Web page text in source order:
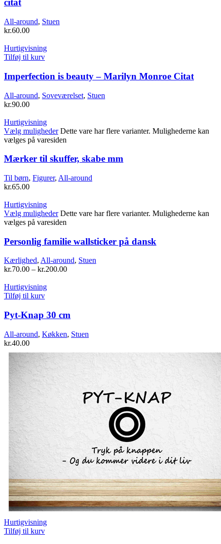
citat
All-around, Stuen
kr.60.00
Hurtigvisning
Tilføj til kurv
Imperfection is beauty – Marilyn Monroe Citat
All-around, Soveværelset, Stuen
kr.90.00
Hurtigvisning
Vælg muligheder Dette vare har flere varianter. Mulighederne kan
vælges på varesiden
Mærker til skuffer, skabe mm
Til børn, Figurer, All-around
kr.65.00
Hurtigvisning
Vælg muligheder Dette vare har flere varianter. Mulighederne kan
vælges på varesiden
Personlig familie wallsticker på dansk
Kærlighed, All-around, Stuen
kr.70.00 – kr.200.00
Hurtigvisning
Tilføj til kurv
Pyt-Knap 30 cm
All-around, Køkken, Stuen
kr.40.00
Hurtigvisning
Tilføj til kurv